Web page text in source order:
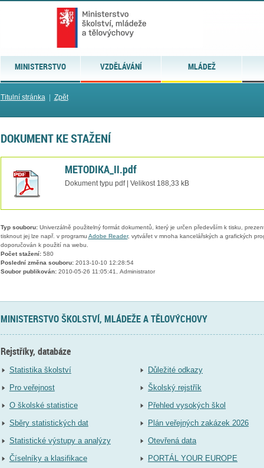
MINISTERSTVO VZDĚLÁVÁNÍ MLÁDEŽ
Titulní stránka| Zpět
DOKUMENT KE STAŽENÍ
METODIKA_II.pdf
Dokument typu pdf | Velikost 188,33 kB
Typ souboru:Univerzálně použitelný formát dokumentů, který je určen především k tisku,
tisknout jej lze např. v programu Adobe Reader, vytvářet v mnoha kancelářských a grafických
doporučován k použití na webu.
Počet stažení:580
Poslední změna souboru:2013-10-10 12:28:54
Soubor publikován:2010-05-26 11:05:41, Administrator
MINISTERSTVO ŠKOLSTVÍ, MLÁDEŽE A TĚLOVÝCHOVY
Rejstříky, databáze
Statistika školství
Pro veřejnost
O školské statistice
Sběry statistických dat
Statistické výstupy a analýzy
Číselníky a klasifikace
Důležité odkazy
Školský rejstřík
Přehled vysokých škol
Plán veřejných zakázek 2026
Otevřená data
PORTÁL YOUR EUROPE